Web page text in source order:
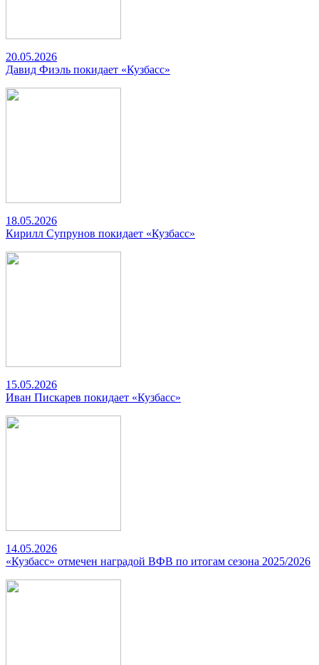
20.05.2026
Давид Фиэль покидает «Кузбасс»
18.05.2026
Кирилл Супрунов покидает «Кузбасс»
15.05.2026
Иван Пискарев покидает «Кузбасс»
14.05.2026
«Кузбасс» отмечен наградой ВФВ по итогам сезона 2025/2026